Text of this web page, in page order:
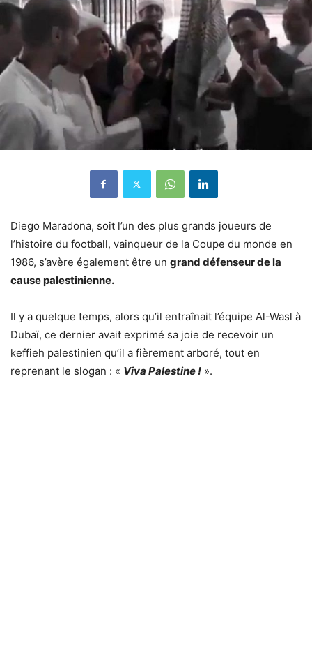
Diego Maradona, soit l’un des plus grands joueurs de
l’histoire du football, vainqueur de la Coupe du monde en
1986, s’avère également être un grand défenseur de la
cause palestinienne.
Il y a quelque temps, alors qu’il entraînait l’équipe Al-Wasl à
Dubaï, ce dernier avait exprimé sa joie de recevoir un
keffieh palestinien qu’il a fièrement arboré, tout en
reprenant le slogan : « Viva Palestine ! ».